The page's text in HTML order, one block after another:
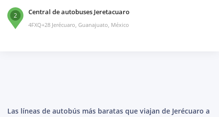
2 Central de autobuses Jeretacuaro
4FXQ+28 Jerécuaro, Guanajuato, México
Las líneas de autobús más baratas que viajan de Jerécuaro a